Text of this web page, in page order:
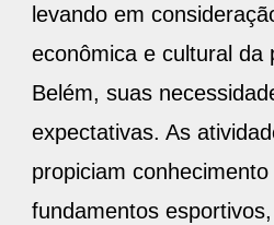
levando em
econômica e cultural da
Belém, suas
expectativas. As
propiciam
fundamentos